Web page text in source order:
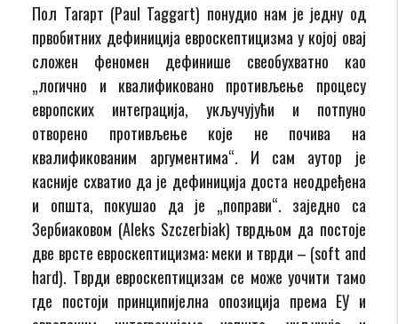
Пол Тагарт (Paul Taggart) понудио нам је једну од
првобитних дефиниција евроскептицизма у којој овај
сложен феномен дефинише свеобухватно као
„логично и квалификовано противљење процесу
европских интеграција, укључујући и потпуно
отворено противљење које не почива на
квалификованим аргументима“. И сам аутор је
касније схватио да је дефиниција доста неодређена
и општа, покушао да је „поправи“. заједно са
Зербиаковом (Aleks Szczerbiak) тврдњом да постоје
две врсте евроскептицизма: меки и тврди – (soft and
hard). Тврди евроскептицизам се може уочити тамо
где постоји принципијелна опозиција према ЕУ и